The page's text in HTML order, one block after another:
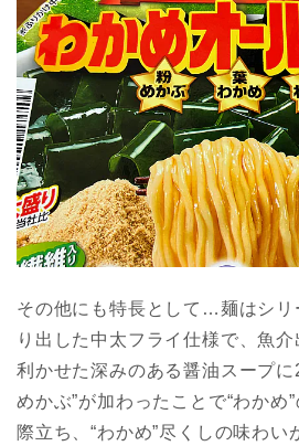
その他にも特長として…麺はシリ
り出した中太フライ仕様で、魚
利かせた深みのある醤油スープに
めかぶ”が加わったことで“わかめ
際立ち、“わかめ”尽くしの味わ